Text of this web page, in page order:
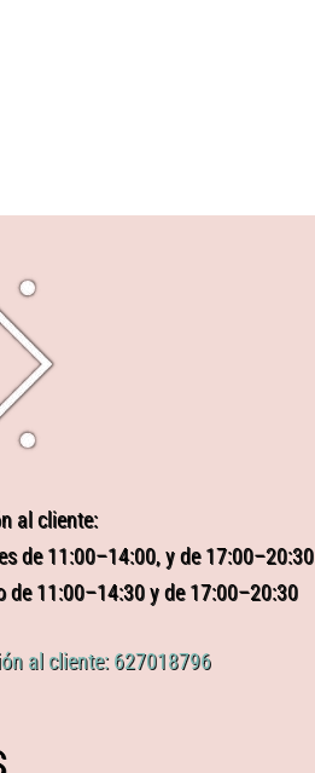
al cliente:
de 11:00–14:00, y de 17:00–20:30
de 11:00–14:30 y de 17:00–20:30
al cliente: 627018796